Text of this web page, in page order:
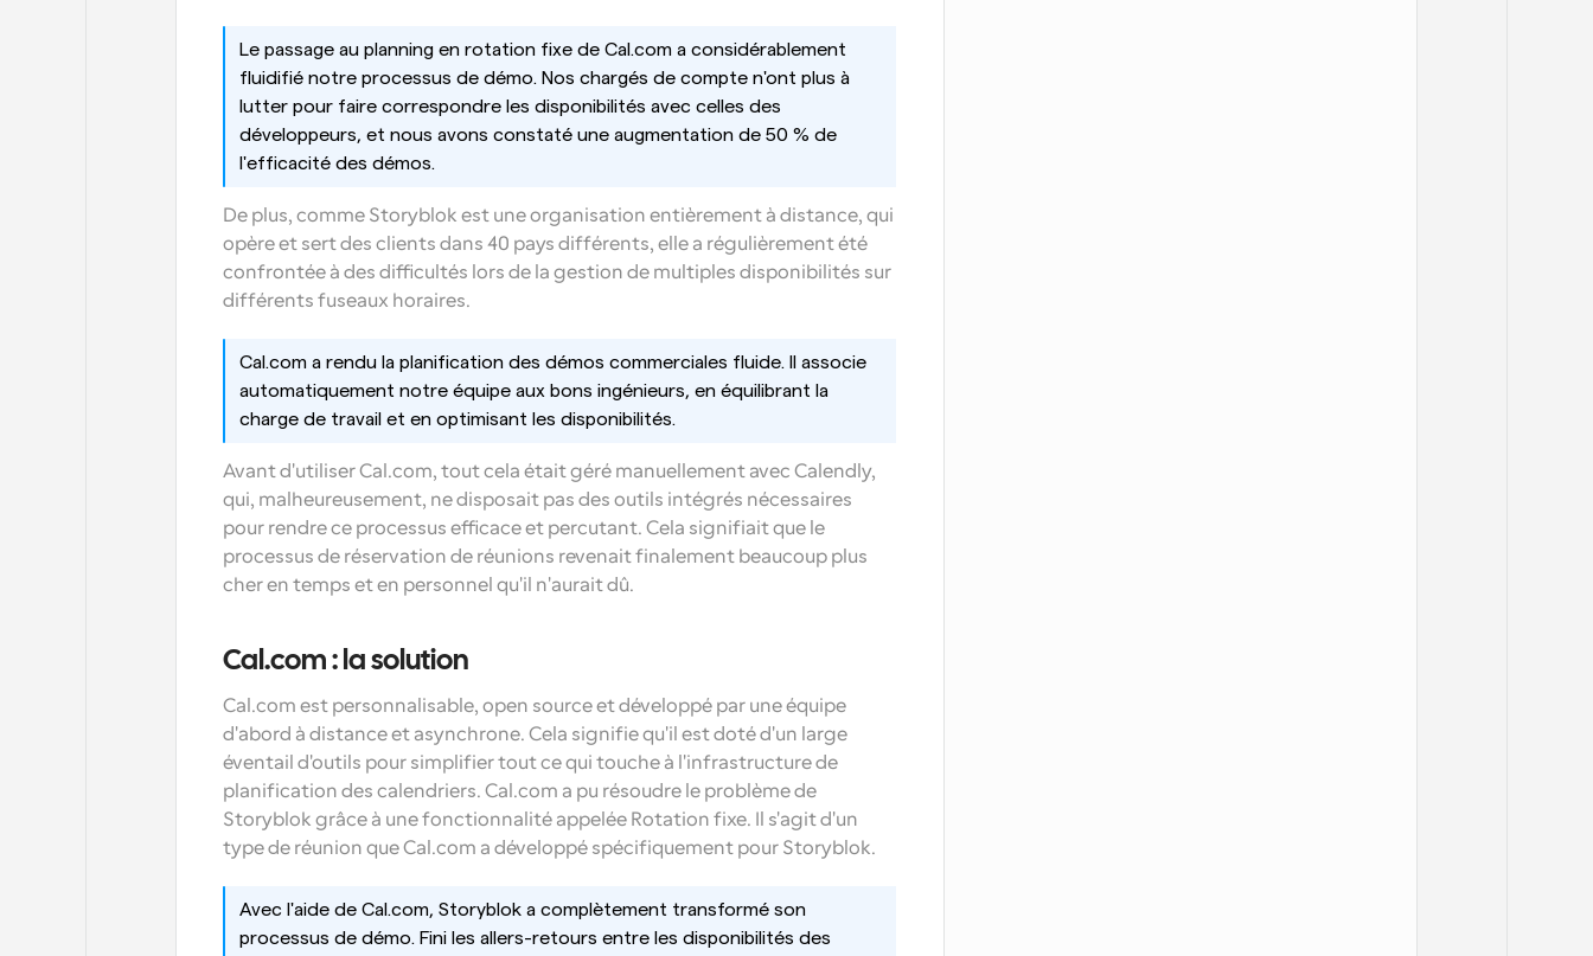
Le passage au planning en rotation fixe de Cal.com a considérablement
fluidifié notre processus de démo. Nos chargés de compte n'ont plus à
lutter pour faire correspondre les disponibilités avec celles des
développeurs, et nous avons constaté une augmentation de 50 % de
l'efficacité des démos.
De plus, comme Storyblok est une organisation entièrement à distance, qui
opère et sert des clients dans 40 pays différents, elle a régulièrement été
confrontée à des difficultés lors de la gestion de multiples disponibilités sur
différents fuseaux horaires.
Cal.com a rendu la planification des démos commerciales fluide. Il associe
automatiquement notre équipe aux bons ingénieurs, en équilibrant la
charge de travail et en optimisant les disponibilités.
Avant d'utiliser Cal.com, tout cela était géré manuellement avec Calendly,
qui, malheureusement, ne disposait pas des outils intégrés nécessaires
pour rendre ce processus efficace et percutant. Cela signifiait que le
processus de réservation de réunions revenait finalement beaucoup plus
cher en temps et en personnel qu'il n'aurait dû.
Cal.com : la solution
Cal.com est personnalisable, open source et développé par une équipe
d'abord à distance et asynchrone. Cela signifie qu'il est doté d'un large
éventail d'outils pour simplifier tout ce qui touche à l'infrastructure de
planification des calendriers. Cal.com a pu résoudre le problème de
Storyblok grâce à une fonctionnalité appelée Rotation fixe. Il s'agit d'un
type de réunion que Cal.com a développé spécifiquement pour Storyblok.
Avec l'aide de Cal.com, Storyblok a complètement transformé son
processus de démo. Fini les allers-retours entre les disponibilités des